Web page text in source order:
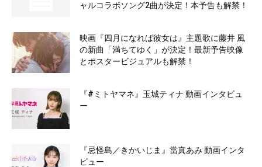
ャルコラボソング2曲が決定！本予告も解禁！
映画『四月になれば彼女は』主題歌に藤井 風
の新曲「満ちてゆく」が決定！最新予告映像
とポスタービジュアルも解禁！
『#ミトヤマネ』玉城ティナ 動画インタビュ
ー
『忌怪島／きかいじま』當真あみ 動画インタ
ビュー